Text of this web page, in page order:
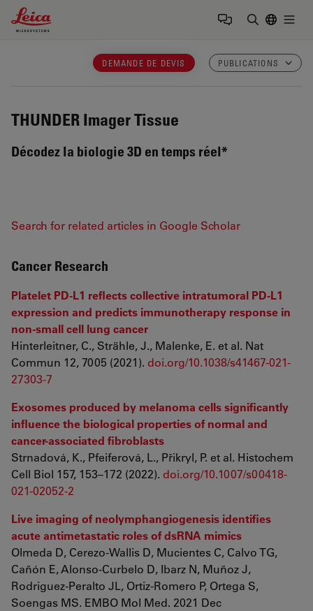
Leica Microsystems Logo
DEMANDE DE DEVIS PUBLICATIONS
THUNDER Imager Tissue
Décodez la biologie 3D en temps réel*
Search for related articles in Google Scholar
Cancer Research
Platelet PD-L1 reflects collective intratumoral PD-L1
expression and predicts immunotherapy response in
non-small cell lung cancer
Hinterleitner, C., Strähle, J., Malenke, E. et al. Nat
Commun 12, 7005 (2021). doi.org/10.1038/s41467-021-
27303-7
Exosomes produced by melanoma cells significantly
influence the biological properties of normal and
cancer-associated fibroblasts
Strnadová, K., Pfeiferová, L., Přikryl, P. et al. Histochem
Cell Biol 157, 153–172 (2022). doi.org/10.1007/s00418-
021-02052-2
Live imaging of neolymphangiogenesis identifies
acute antimetastatic roles of dsRNA mimics
Olmeda D, Cerezo-Wallis D, Mucientes C, Calvo TG,
Cañón E, Alonso-Curbelo D, Ibarz N, Muñoz J,
Rodriguez-Peralto JL, Ortiz-Romero P, Ortega S,
Soengas MS. EMBO Mol Med. 2021 Dec